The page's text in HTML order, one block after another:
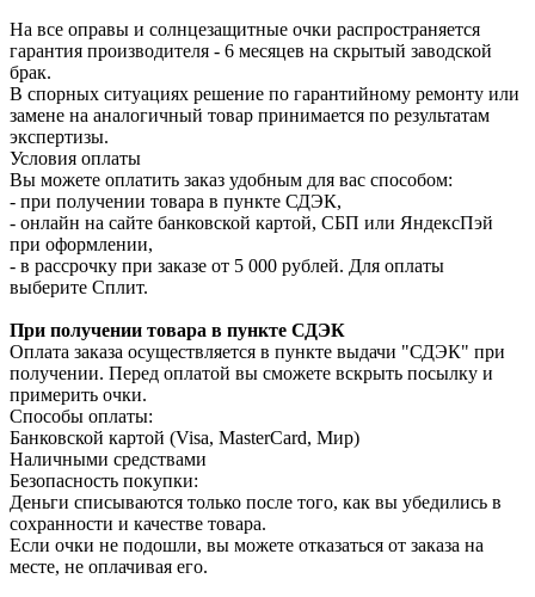
На все оправы и солнцезащитные очки распространяется
гарантия производителя - 6 месяцев на скрытый заводской
брак.
В спорных ситуациях решение по гарантийному ремонту или
замене на аналогичный товар принимается по результатам
экспертизы.
Условия оплаты
Вы можете оплатить заказ удобным для вас способом:
- при получении товара в пункте СДЭК,
- онлайн на сайте банковской картой, СБП или ЯндексПэй
при оформлении,
- в рассрочку при заказе от 5 000 рублей. Для оплаты
выберите Сплит.
При получении товара в пункте СДЭК
Оплата заказа осуществляется в пункте выдачи "СДЭК" при
получении. Перед оплатой вы сможете вскрыть посылку и
примерить очки.
Способы оплаты:
Банковской картой (Visa, MasterCard, Мир)
Наличными средствами
Безопасность покупки:
Деньги списываются только после того, как вы убедились в
сохранности и качестве товара.
Если очки не подошли, вы можете отказаться от заказа на
месте, не оплачивая его.